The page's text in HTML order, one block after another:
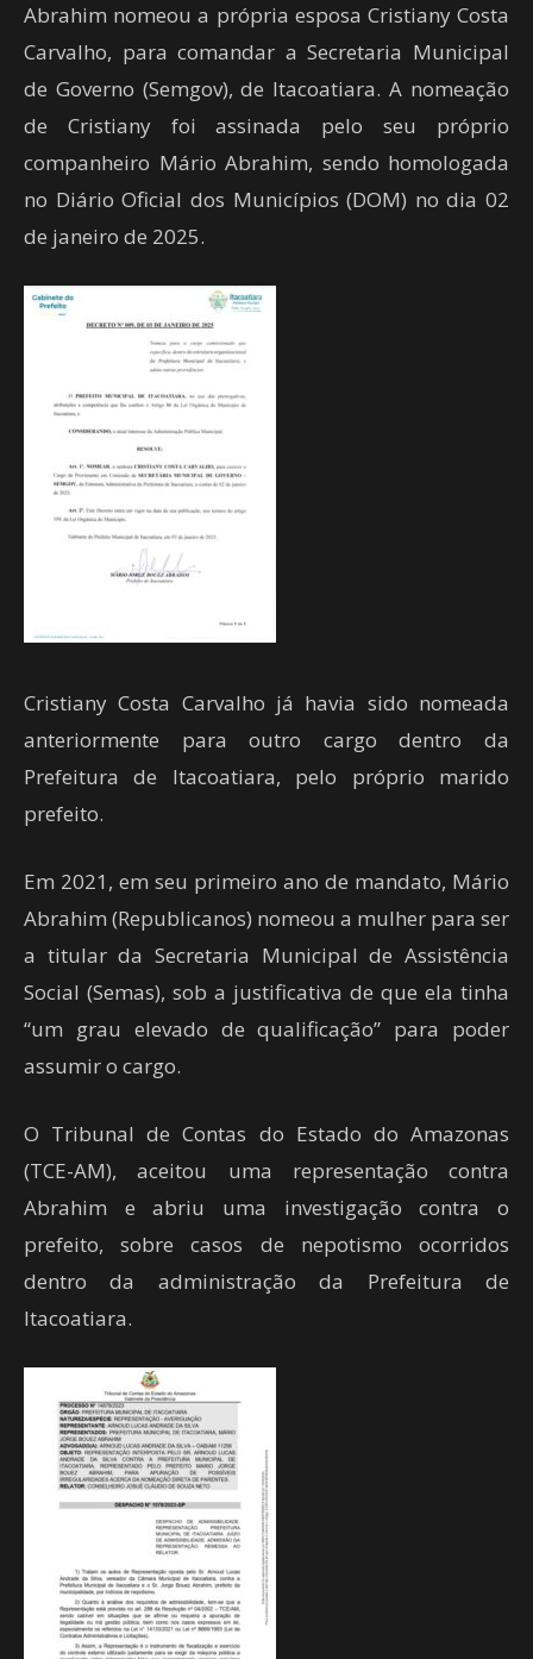
Abrahim nomeou a própria esposa Cristiany Costa
Carvalho, para comandar a Secretaria Municipal
de Governo (Semgov), de Itacoatiara. A nomeação
de Cristiany foi assinada pelo seu próprio
companheiro Mário Abrahim, sendo homologada
no Diário Oficial dos Municípios (DOM) no dia 02
de janeiro de 2025.
Cristiany Costa Carvalho já havia sido nomeada
anteriormente para outro cargo dentro da
Prefeitura de Itacoatiara, pelo próprio marido
prefeito.
Em 2021, em seu primeiro ano de mandato, Mário
Abrahim (Republicanos) nomeou a mulher para ser
a titular da Secretaria Municipal de Assistência
Social (Semas), sob a justificativa de que ela tinha
“um grau elevado de qualificação” para poder
assumir o cargo.
O Tribunal de Contas do Estado do Amazonas
(TCE-AM), aceitou uma representação contra
Abrahim e abriu uma investigação contra o
prefeito, sobre casos de nepotismo ocorridos
dentro da administração da Prefeitura de
Itacoatiara.